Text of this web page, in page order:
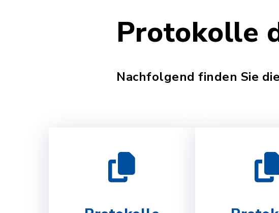
Protokolle
Nachfolgend finden Sie